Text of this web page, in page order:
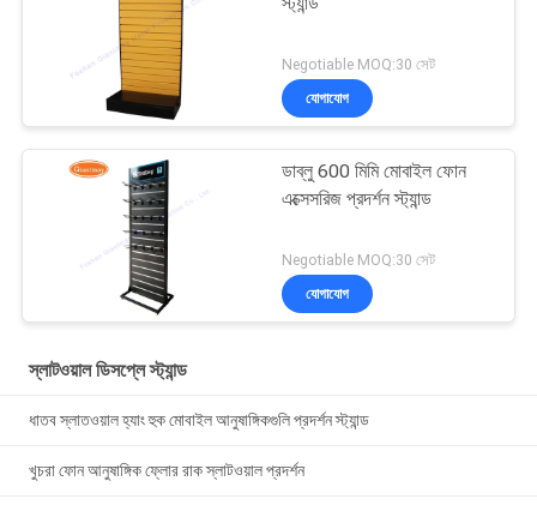
Negotiable MOQ:30 সেট
যোগাযোগ
ডাব্লু 600 মিমি মোবাইল ফোন
এক্সেসরিজ প্রদর্শন স্ট্যান্ড
Negotiable MOQ:30 সেট
যোগাযোগ
স্লাটওয়াল ডিসপ্লে স্ট্যান্ড
ধাতব স্লাতওয়াল হ্যাং হুক মোবাইল আনুষাঙ্গিকগুলি প্রদর্শন স্ট্যান্ড
খুচরা ফোন আনুষাঙ্গিক ফ্লোর রাক স্লাটওয়াল প্রদর্শন